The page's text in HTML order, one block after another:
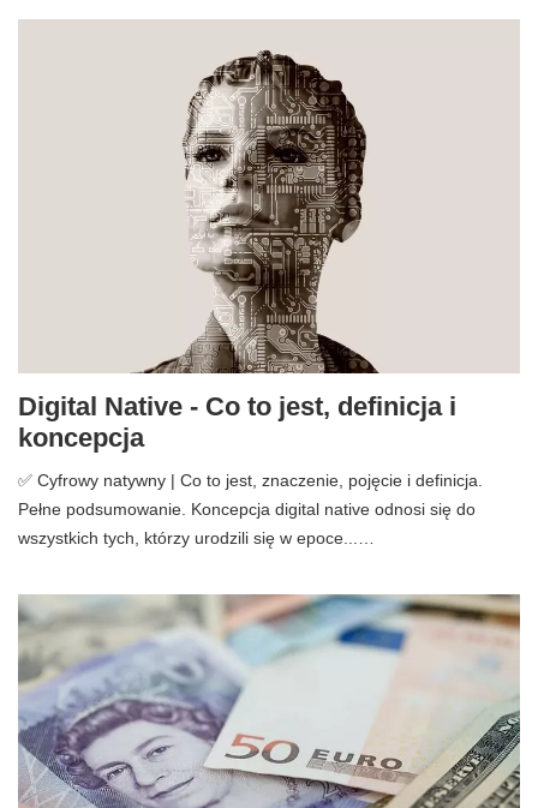
Digital Native - Co to jest, definicja i
koncepcja
✅ Cyfrowy natywny | Co to jest, znaczenie, pojęcie i definicja.
Pełne podsumowanie. Koncepcja digital native odnosi się do
wszystkich tych, którzy urodzili się w epoce...…